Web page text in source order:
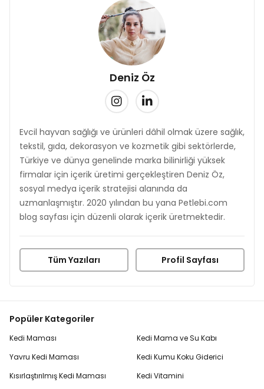
Deniz Öz
Evcil hayvan sağlığı ve ürünleri dâhil olmak üzere sağlık,
tekstil, gıda, dekorasyon ve kozmetik gibi sektörlerde,
Türkiye ve dünya genelinde marka bilinirliği yüksek
firmalar için içerik üretimi gerçekleştiren Deniz Öz,
sosyal medya içerik stratejisi alanında da
uzmanlaşmıştır. 2020 yılından bu yana Petlebi.com
blog sayfası için düzenli olarak içerik üretmektedir.
Tüm Yazıları Profil Sayfası
Popüler Kategoriler
Kedi Maması
Yavru Kedi Maması
Kısırlaştırılmış Kedi Maması
Kedi Mama ve Su Kabı
Kedi Kumu Koku Giderici
Kedi Vitamini